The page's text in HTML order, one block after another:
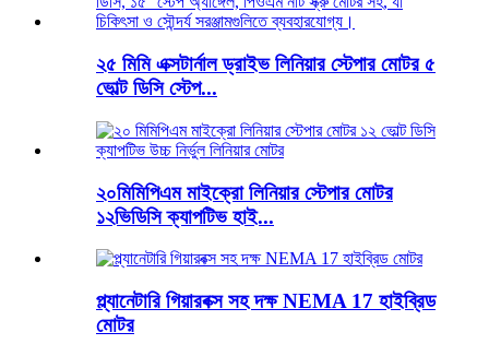
২৫ মিমি এক্সটার্নাল ড্রাইভ লিনিয়ার স্টেপার মোটর ৫
ভোল্ট ডিসি স্টেপ...
২০মিমিপিএম মাইক্রো লিনিয়ার স্টেপার মোটর
১২ভিডিসি ক্যাপটিভ হাই...
প্ল্যানেটারি গিয়ারবক্স সহ দক্ষ NEMA 17 হাইব্রিড
মোটর